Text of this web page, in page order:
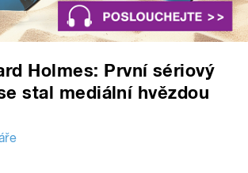
Holmes: První sériový
stal mediální hvězdou